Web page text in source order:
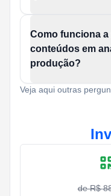
Como funciona
conteúdos em
produção?
Veja aqui outras
de R$